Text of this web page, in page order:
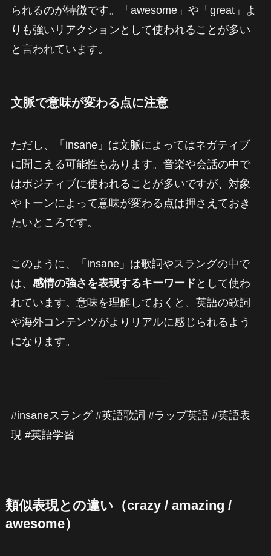
られるのが特徴です。「awesome」や「great」よ
りも強いリアクションとして使われることが多い
と言われています。
文脈で意味が変わる点に注意
ただし、「insane」は文脈によってはネガティブ
に聞こえる可能性もあります。音楽や会話の中で
はポジティブに使われることが多いですが、対象
やトーンによって意味が変わる点は押さえておき
たいところです。
このように、「insane」は歌詞やスラングの中で
は、 感情の強さを表現するキーワード として使わ
れています。意味を理解しておくと、英語の歌詞
や海外コンテンツがよりリアルに感じられるよう
になります。
#insaneスラング #英語歌詞 #ラップ英語 #英語表
現 #英語学習
類似表現との違い（crazy / amazing /
awesome）